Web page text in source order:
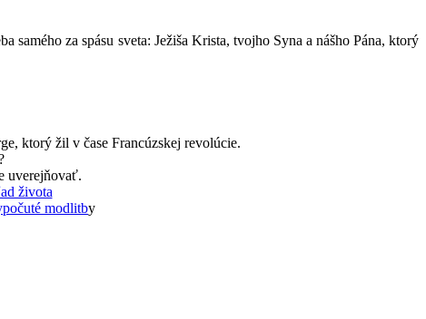
za spásu sveta: Ježiša Krista, tvojho Syna a nášho Pána, ktorý
ktorý žil v čase Francúzskej revolúcie.
uverejňovať.
života
modlitby